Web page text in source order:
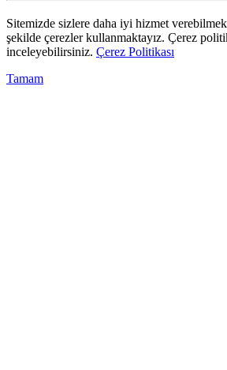
Sitemizde sizlere daha iyi hizmet
şekilde çerezler kullanmaktayız. Çerez
inceleyebilirsiniz. Çerez Politikası
Tamam